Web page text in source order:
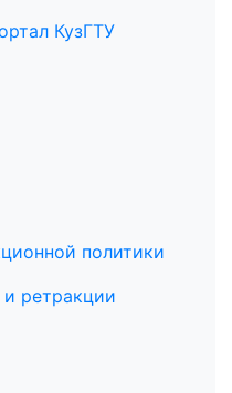
КузГТУ
политики
ретракции